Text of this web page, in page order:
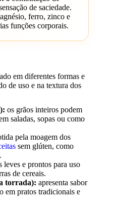
de saciedade.
ferro, zinco e
funções corporais.
em diferentes formas e
de uso e na textura dos
os grãos inteiros podem
saladas, sopas ou como
pela moagem dos
sem glúten, como
leves e prontos para uso
de cereais.
torrada): apresenta sabor
em pratos tradicionais e